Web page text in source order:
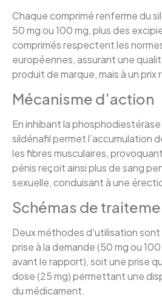
Chaque comprimé renferme du
50 mg ou 100 mg, plus des
comprimés respectent les
européennes, assurant une
produit de marque, mais à un prix
Mécanisme d’action
En inhibant la
sildénafil permet l’accumulation
les fibres musculaires,
pénis reçoit ainsi plus de sang
sexuelle, conduisant à une
Schémas de
Deux méthodes d’utilisation
prise à la demande (50 mg ou
avant le rapport), soit une prise
dose (25 mg) permettant une
du médicament.